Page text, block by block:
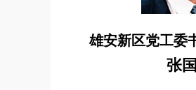
雄安新区党工委
张